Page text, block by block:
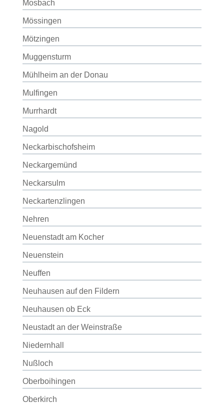
Mosbach
Mössingen
Mötzingen
Muggensturm
Mühlheim an der Donau
Mulfingen
Murrhardt
Nagold
Neckarbischofsheim
Neckargemünd
Neckarsulm
Neckartenzlingen
Nehren
Neuenstadt am Kocher
Neuenstein
Neuffen
Neuhausen auf den Fildern
Neuhausen ob Eck
Neustadt an der Weinstraße
Niedernhall
Nußloch
Oberboihingen
Oberkirch